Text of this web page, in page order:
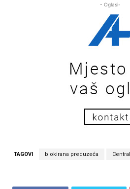
- Oglasi-
TAGOVI blokirana preduzeća